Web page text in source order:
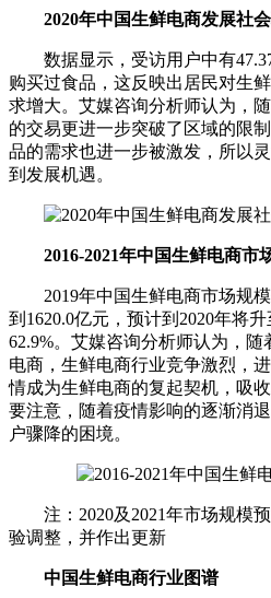
2020年中国生鲜电商发展社
数据显示，受访用户中有
购买过食品，这反映出居民对生
求增大。艾媒咨询分析师认为，
的交易更进一步突破了区域的限
品的需求也进一步被激发，所以
到发展机遇。
2016-2021年中国生鲜电商市
2019年中国生鲜电商市场规模
到1620.0亿元，预计到2020年将
62.9%。艾媒咨询分析师认为，
电商，生鲜电商行业竞争激烈，
情成为生鲜电商的复起契机，吸
要注意，随着疫情影响的逐渐消
户骤降的困境。
注：2020及2021年市场规模预
验调整，并作出更新
中国生鲜电商行业图谱